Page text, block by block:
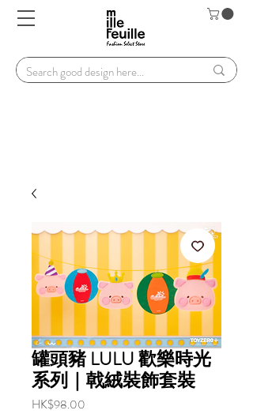
罐頭豬 LULU 歡樂時光
系列｜戟絨裝飾套裝
HK$98.00